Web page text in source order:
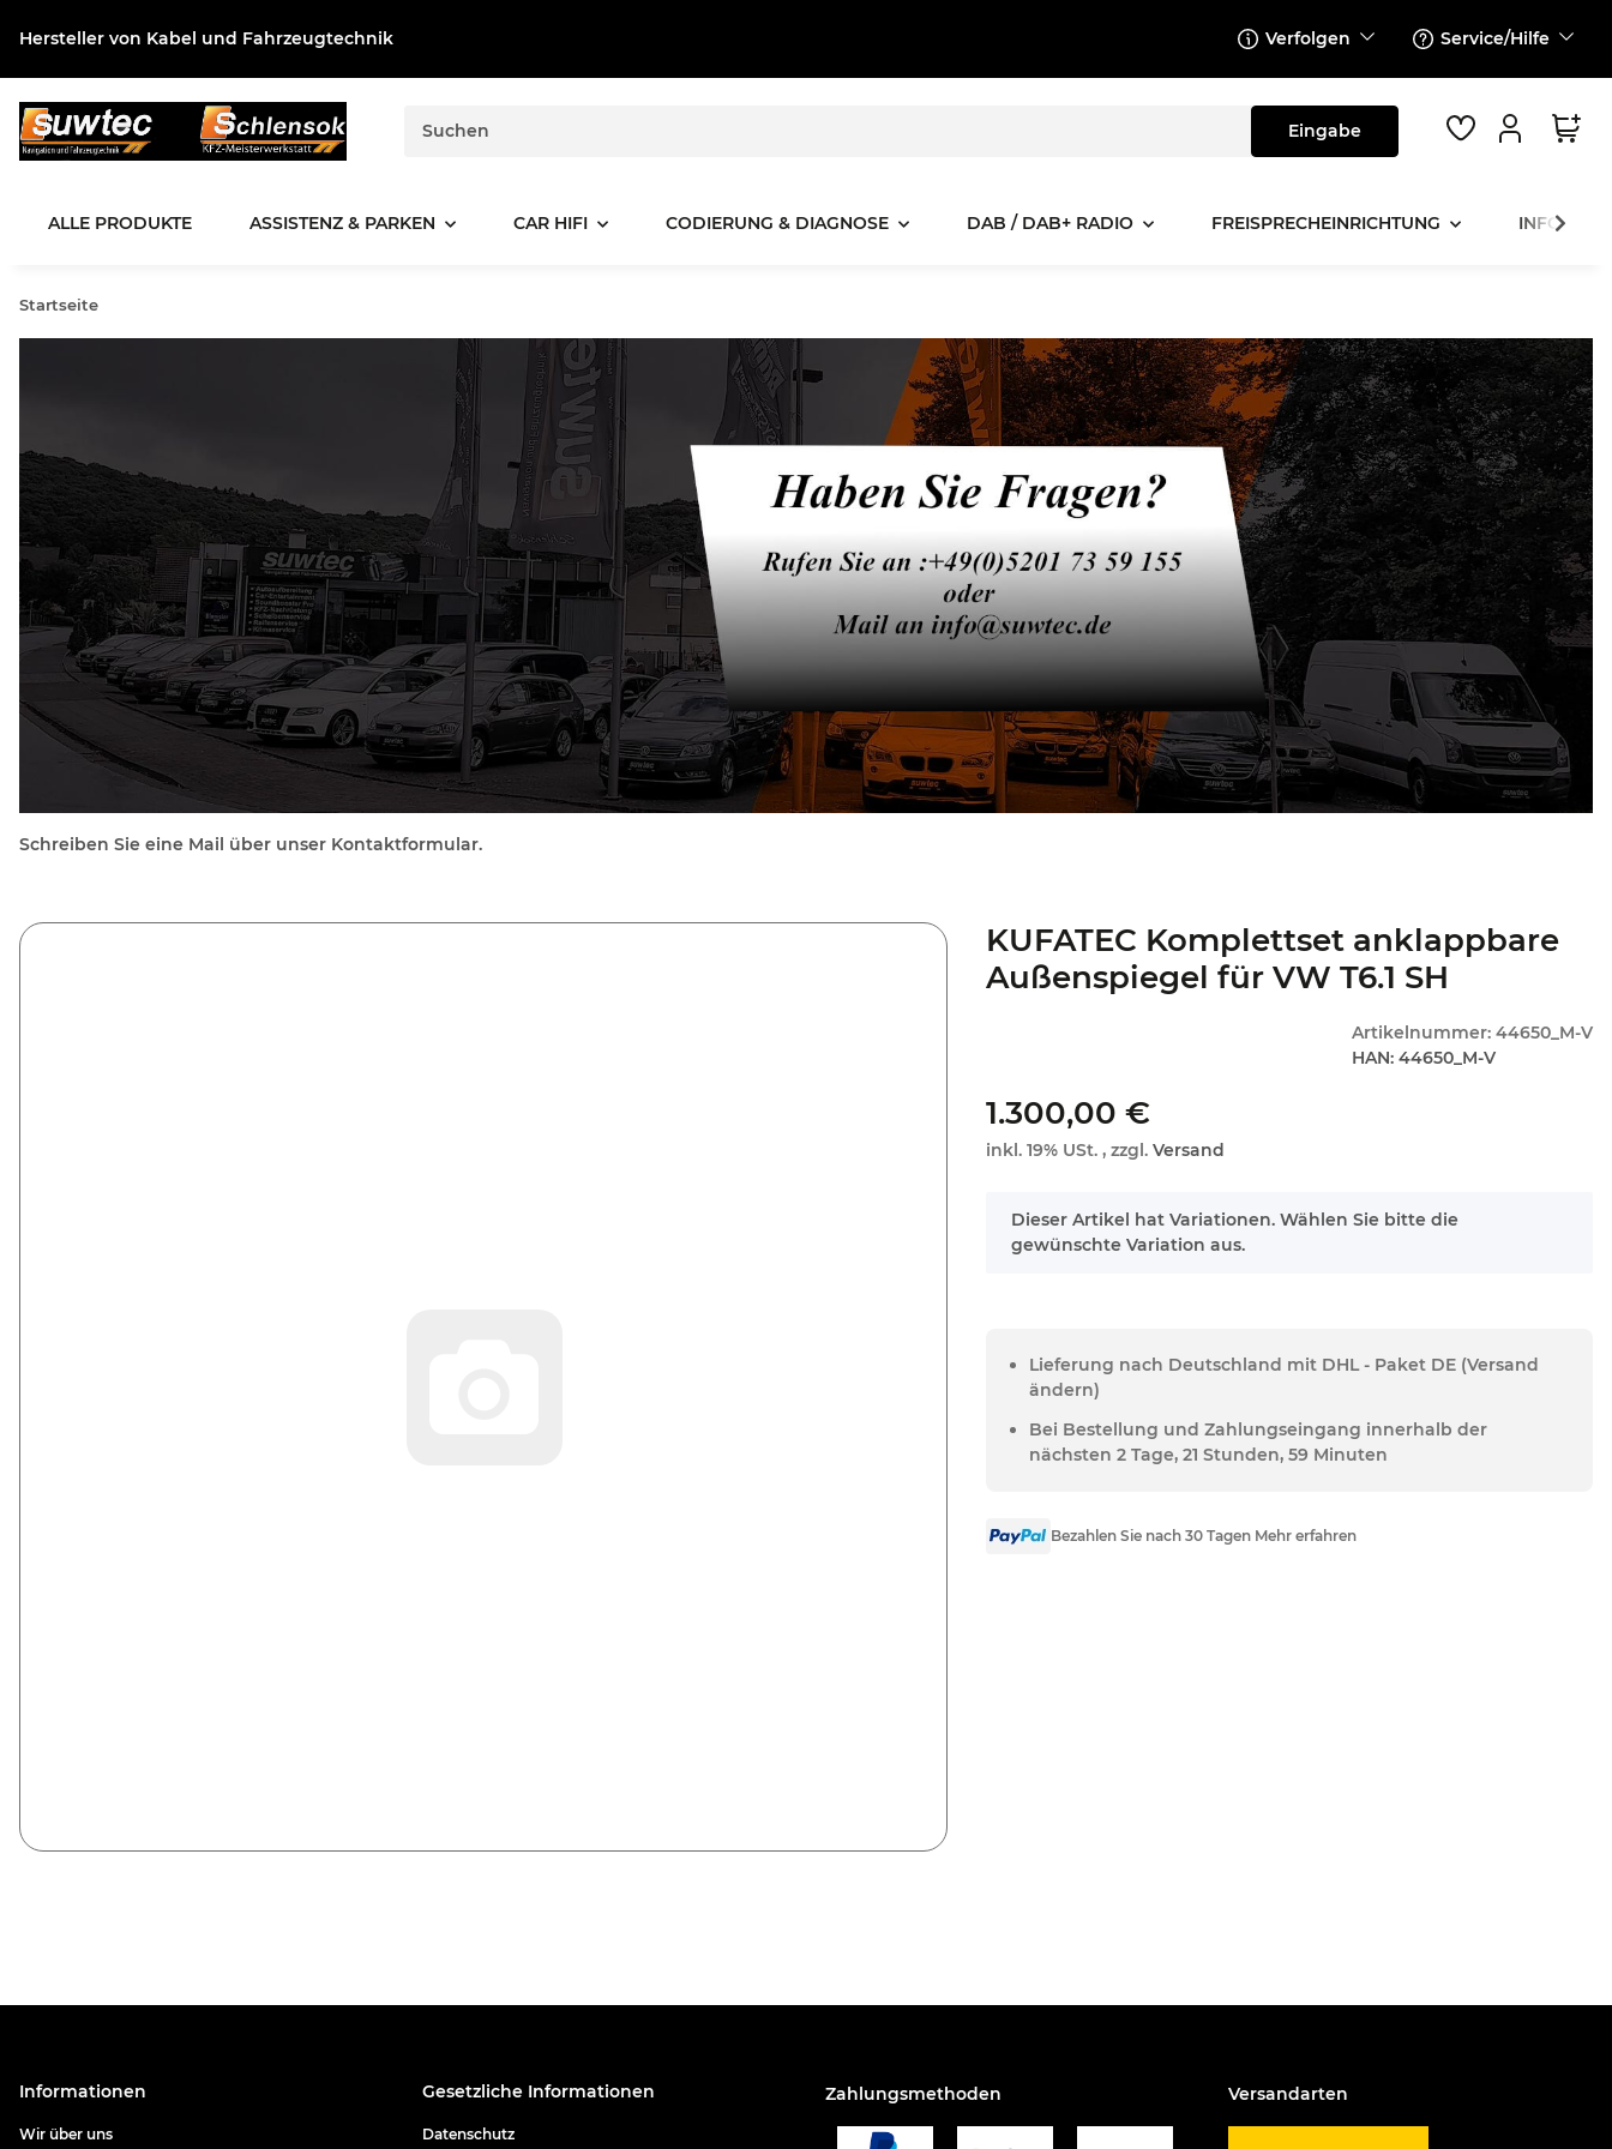
Hersteller von Kabel und Fahrzeugtechnik Verfolgen Service/Hilfe
ALLE PRODUKTE ASSISTENZ & PARKEN CAR HIFI CODIERUNG & DIAGNOSE DAB / DAB+ RADIO FREISPRECHEINRICHTUNG
Startseite
Schreiben Sie eine Mail über unser Kontaktformular.
KUFATEC Komplettset anklappbare
Außenspiegel für VW T6.1 SH
Artikelnummer: 44650_M-V
HAN: 44650_M-V
1.300,00 €
inkl. 19% USt. , zzgl.Versand
x
Dieser Artikel hat Variationen. Wählen Sie bitte die
gewünschte Variation aus.
Lieferung nach Deutschland mit DHL - Paket DE (Versand
ändern)
Bei Bestellung und Zahlungseingang innerhalb der
nächsten 2 Tage, 21 Stunden, 59 Minuten
Bezahlen Sie nach 30 Tagen Mehr erfahren
Informationen
Wir über uns
Gesetzliche Informationen
Datenschutz
Zahlungsmethoden Versandarten